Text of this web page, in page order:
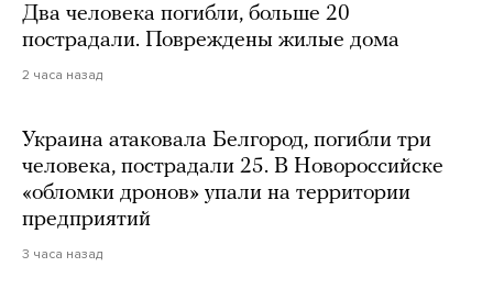
Два человека погибли, больше 20
пострадали. Повреждены жилые дома
2 часа назад
Украина атаковала Белгород, погибли три
человека, пострадали 25. В Новороссийске
«обломки дронов» упали на территории
предприятий
3 часа назад